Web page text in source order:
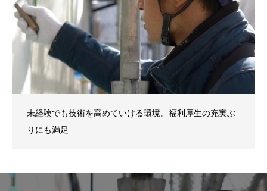
未経験でも技術を高めていける環境。福利厚生の充実ぶ
りにも満足